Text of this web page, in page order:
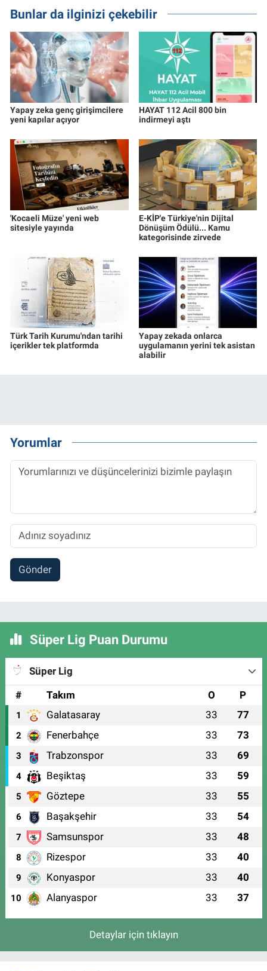
Bunlar da ilginizi çekebilir
Yapay zeka genç girişimcilere
yeni kapılar açıyor
HAYAT 112 Acil 800 bin
indirmeyi aştı
'Kocaeli Müze' yeni web
sitesiyle yayında
E-KİP'e Türkiye'nin Dijital
Dönüşüm Ödülü... Kamu
kategorisinde zirvede
Türk Tarih Kurumu'ndan tarihi
içerikler tek platformda
Yapay zekada onlarca
uygulamanın yerini tek asistan
alabilir
Yorumlar
Gönder
Süper Lig Puan Durumu
Süper Lig
#
Takım O P
1 Galatasaray 33 77
2 Fenerbahçe 33 73
3 Trabzonspor 33 69
4 Beşiktaş 33 59
5 Göztepe 33 55
6 Başakşehir 33 54
7 Samsunspor 33 48
8 Rizespor 33 40
9 Konyaspor 33 40
10 Alanyaspor 33 37
Detaylar için tıklayın